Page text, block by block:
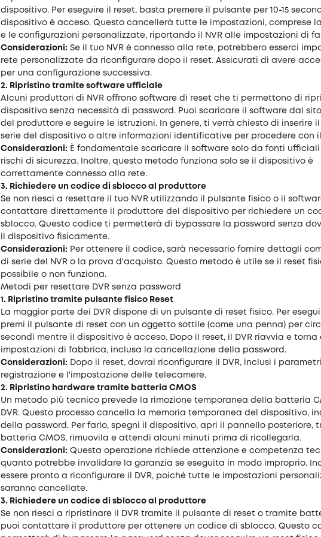
dispositivo. Per eseguire il reset, basta premere il pulsante per 10-15
dispositivo è acceso. Questo cancellerà tutte le impostazioni, comprese
e le configurazioni personalizzate, riportando il NVR alle impostazioni di
Considerazioni: Se il tuo NVR è connesso alla rete, potrebbero esserci
rete personalizzate da riconfigurare dopo il reset. Assicurati di avere
per una configurazione successiva.
2. Ripristino tramite software ufficiale
Alcuni produttori di NVR offrono software di reset che ti permettono di
dispositivo senza necessità di password. Puoi scaricare il software dal
del produttore e seguire le istruzioni. In genere, ti verrà chiesto di inserire
serie del dispositivo o altre informazioni identificative per procedere con
Considerazioni: È fondamentale scaricare il software solo da fonti
rischi di sicurezza. Inoltre, questo metodo funziona solo se il dispositivo è
correttamente connesso alla rete.
3. Richiedere un codice di sblocco al produttore
Se non riesci a resettare il tuo NVR utilizzando il pulsante fisico o il
contattare direttamente il produttore del dispositivo per richiedere un
sblocco. Questo codice ti permetterà di bypassare la password senza
il dispositivo fisicamente.
Considerazioni: Per ottenere il codice, sarà necessario fornire dettagli
di serie del NVR o la prova d'acquisto. Questo metodo è utile se il reset
possibile o non funziona.
Metodi per resettare DVR senza password
1. Ripristino tramite pulsante fisico Reset
La maggior parte dei DVR dispone di un pulsante di reset fisico. Per
premi il pulsante di reset con un oggetto sottile (come una penna) per
secondi mentre il dispositivo è acceso. Dopo il reset, il DVR riavvia e torna
impostazioni di fabbrica, inclusa la cancellazione della password.
Considerazioni: Dopo il reset, dovrai riconfigurare il DVR, inclusi i
registrazione e l'impostazione delle telecamere.
2. Ripristino hardware tramite batteria CMOS
Un metodo più tecnico prevede la rimozione temporanea della batteria
DVR. Questo processo cancella la memoria temporanea del dispositivo,
della password. Per farlo, spegni il dispositivo, apri il pannello posteriore,
batteria CMOS, rimuovila e attendi alcuni minuti prima di ricollegarla.
Considerazioni: Questa operazione richiede attenzione e competenza
quanto potrebbe invalidare la garanzia se eseguita in modo improprio.
essere pronto a riconfigurare il DVR, poiché tutte le impostazioni
saranno cancellate.
3. Richiedere un codice di sblocco al produttore
Se non riesci a ripristinare il DVR tramite il pulsante di reset o tramite
puoi contattare il produttore per ottenere un codice di sblocco. Questo